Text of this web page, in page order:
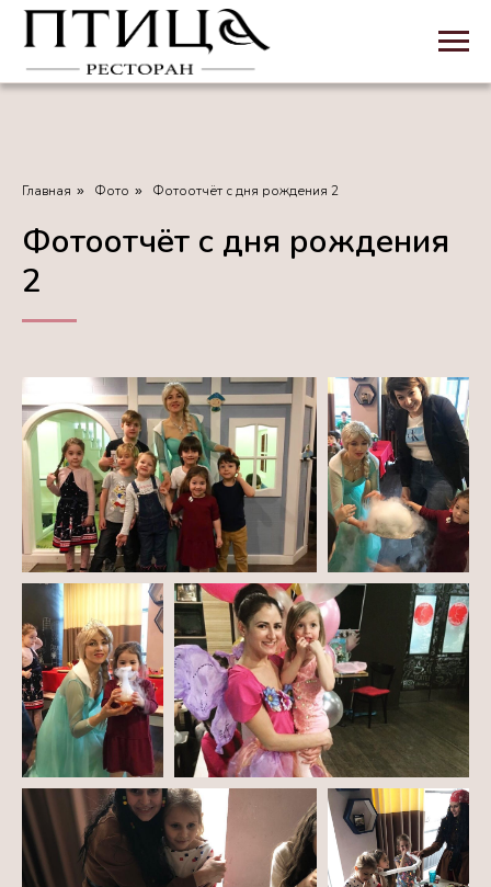
Главная » Фото » Фотоотчёт с дня рождения 2
Фотоотчёт с дня рождения
2